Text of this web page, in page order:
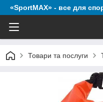
«SportMAX» - все для
Товари та послуги